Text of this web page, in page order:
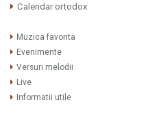
Calendar ortodox
Muzica favorita
Evenimente
Versuri melodii
Live
Informatii utile